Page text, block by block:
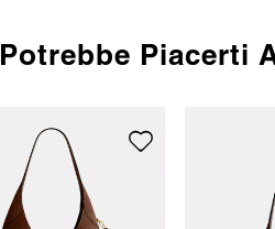
Potrebbe Piacerti